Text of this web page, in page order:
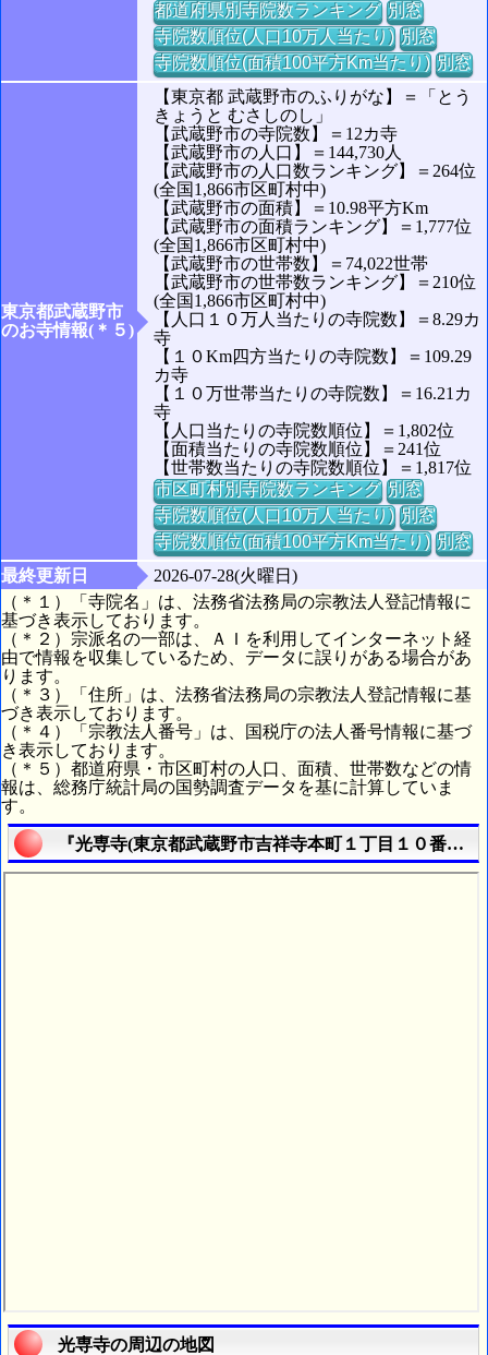
都道府県別寺院数ランキング 別窓
寺院数順位(人口10万人当たり) 別窓
寺院数順位(面積100平方Km当たり) 別窓
東京都武蔵野市
のお寺情報(＊５)
【東京都 武蔵野市のふりがな】＝「とう
きょうと むさしのし」
【武蔵野市の寺院数】＝12カ寺
【武蔵野市の人口】＝144,730人
【武蔵野市の人口数ランキング】＝264位
(全国1,866市区町村中)
【武蔵野市の面積】＝10.98平方Km
【武蔵野市の面積ランキング】＝1,777位
(全国1,866市区町村中)
【武蔵野市の世帯数】＝74,022世帯
【武蔵野市の世帯数ランキング】＝210位
(全国1,866市区町村中)
【人口１０万人当たりの寺院数】＝8.29カ
寺
【１０Km四方当たりの寺院数】＝109.29
カ寺
【１０万世帯当たりの寺院数】＝16.21カ
寺
【人口当たりの寺院数順位】＝1,802位
【面積当たりの寺院数順位】＝241位
【世帯数当たりの寺院数順位】＝1,817位
市区町村別寺院数ランキング 別窓
寺院数順位(人口10万人当たり) 別窓
寺院数順位(面積100平方Km当たり) 別窓
最終更新日
2026-07-28(火曜日)
（＊１）「寺院名」は、法務省法務局の宗教法人登記情報に
基づき表示しております。
（＊２）宗派名の一部は、ＡＩを利用してインターネット経
由で情報を収集しているため、データに誤りがある場合があ
ります。
（＊３）「住所」は、法務省法務局の宗教法人登記情報に基
づき表示しております。
（＊４）「宗教法人番号」は、国税庁の法人番号情報に基づ
き表示しております。
（＊５）都道府県・市区町村の人口、面積、世帯数などの情
報は、総務庁統計局の国勢調査データを基に計算していま
す。
『光専寺(東京都武蔵野市吉祥寺本町１丁目１０番２
光専寺の周辺の地図